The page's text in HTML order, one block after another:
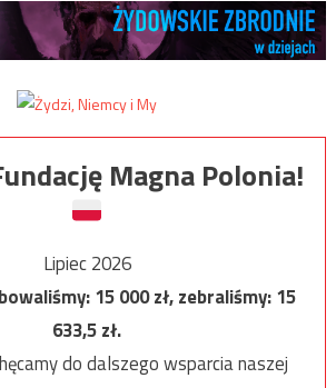
Magna Polonia!
Lipiec 2026
15 000zł, zebraliśmy:15
633,5zł.
do dalszego wsparcia naszej